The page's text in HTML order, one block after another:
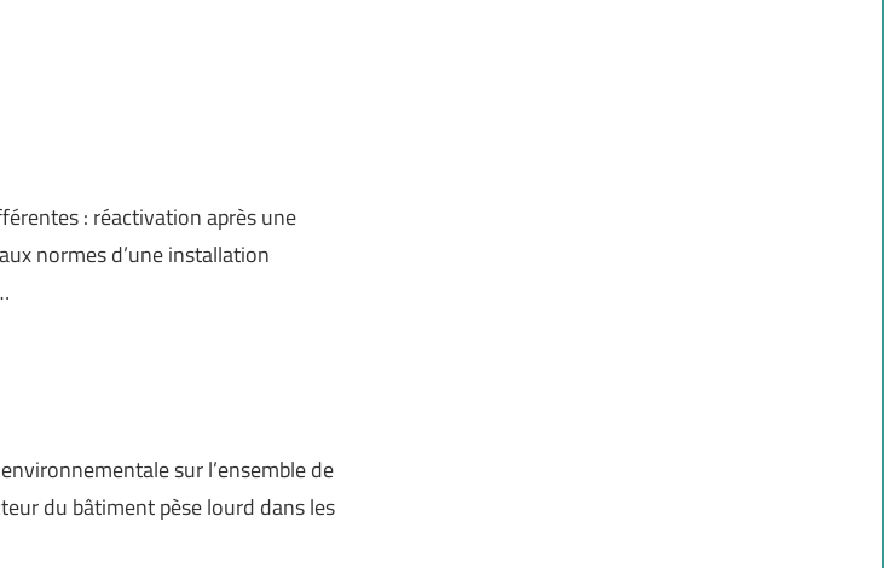
: réactivation après une
normes d’une installation
sur l’ensemble de
du bâtiment pèse lourd dans les